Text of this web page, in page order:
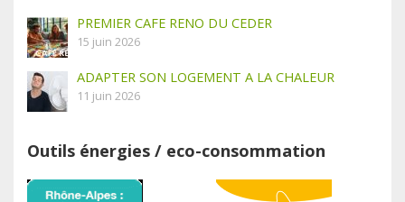
PREMIER CAFE RENO DU CEDER
15 juin 2026
ADAPTER SON LOGEMENT A LA CHALEUR
11 juin 2026
Outils énergies / eco-consommation